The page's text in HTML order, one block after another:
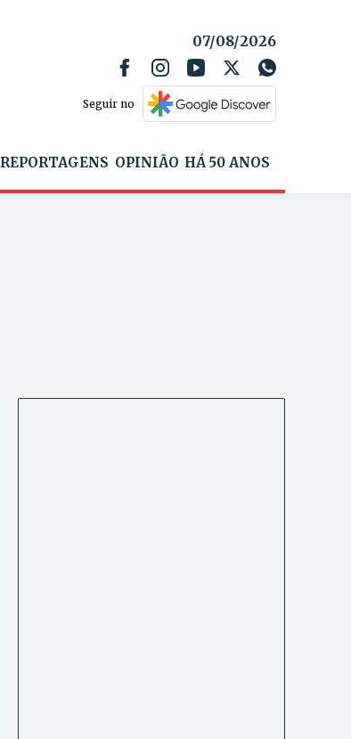
07/08/2026
Seguir no
REPORTAGENS OPINIÃO HÁ 50 ANOS